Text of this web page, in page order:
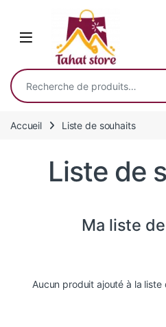
Recherche pour :
Accueil Liste de souhaits
Liste de
Ma liste
Aucun produit ajouté à la liste